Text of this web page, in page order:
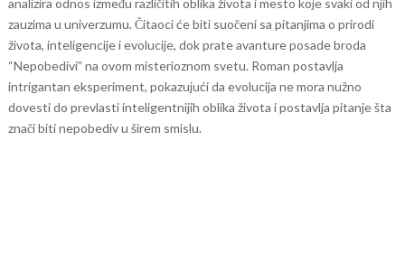
analizira odnos između različitih oblika života i mesto koje svaki od njih
zauzima u univerzumu. Čitaoci će biti suočeni sa pitanjima o prirodi
života, inteligencije i evolucije, dok prate avanture posade broda
“Nepobedivi” na ovom misterioznom svetu. Roman postavlja
intrigantan eksperiment, pokazujući da evolucija ne mora nužno
dovesti do prevlasti inteligentnijih oblika života i postavlja pitanje šta
znači biti nepobediv u širem smislu.